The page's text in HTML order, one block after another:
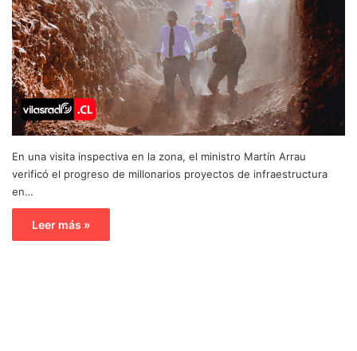
En una visita inspectiva en la zona, el ministro Martín Arrau
verificó el progreso de millonarios proyectos de infraestructura
en…
Leer más »